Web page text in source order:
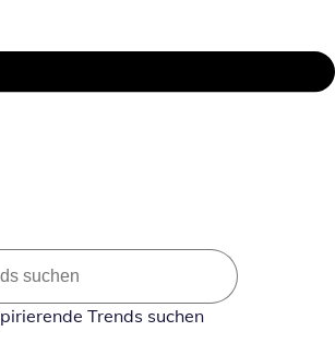
Trends suchen